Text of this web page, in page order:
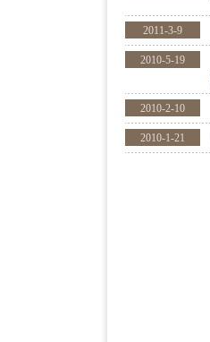
2011-3-9
2010-5-19
2010-2-10
2010-1-21